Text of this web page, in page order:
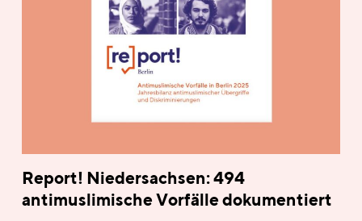
Report! Niedersachsen: 494
antimuslimische Vorfälle dokumentiert